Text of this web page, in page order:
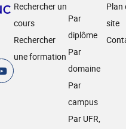
Rechercher un
cours
Rechercher
une formation
Par
diplôme
Par
domaine
Par
campus
Par UFR,
Plan
site